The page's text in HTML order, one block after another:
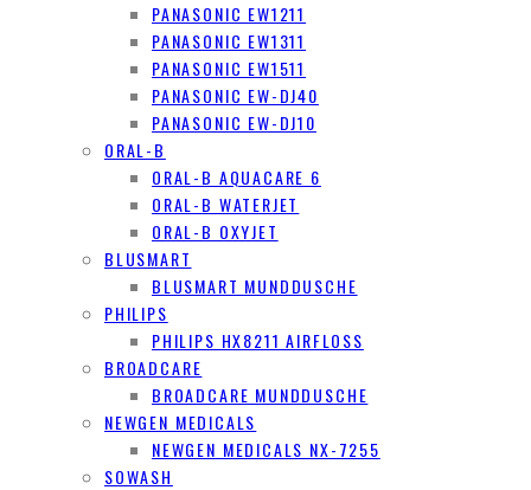
PANASONIC EW1211
PANASONIC EW1311
PANASONIC EW1511
PANASONIC EW-DJ40
PANASONIC EW-DJ10
ORAL-B
ORAL-B AQUACARE 6
ORAL-B WATERJET
ORAL-B OXYJET
BLUSMART
BLUSMART MUNDDUSCHE
PHILIPS
PHILIPS HX8211 AIRFLOSS
BROADCARE
BROADCARE MUNDDUSCHE
NEWGEN MEDICALS
NEWGEN MEDICALS NX-7255
SOWASH